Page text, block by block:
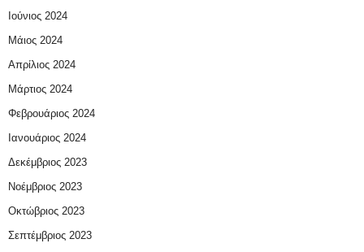
Ιούνιος 2024
Μάιος 2024
Απρίλιος 2024
Μάρτιος 2024
Φεβρουάριος 2024
Ιανουάριος 2024
Δεκέμβριος 2023
Νοέμβριος 2023
Οκτώβριος 2023
Σεπτέμβριος 2023